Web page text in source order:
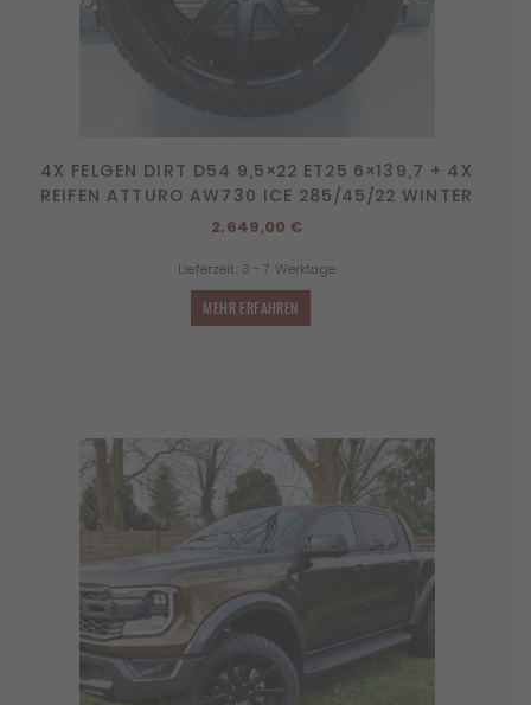
4X FELGEN DIRT D54 9,5×22 ET25 6×139,7 + 4X
REIFEN ATTURO AW730 ICE 285/45/22 WINTER
2.649,00 €
Lieferzeit: 3 - 7 Werktage
MEHR ERFAHREN